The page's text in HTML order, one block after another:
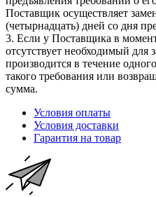
Поставщик осуществляет
(четырнадцать) дней со дня
3. Если у Поставщика в
отсутствует необходимый для
производится в течение
такого требования или
сумма.
Условия оплаты
Условия доставки
Гарантия на товар